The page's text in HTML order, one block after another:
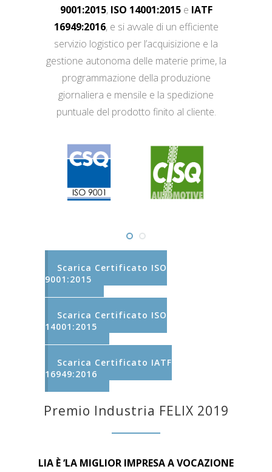
9001:2015, ISO 14001:2015e IATF
16949:2016, e si avvale di un efficiente
servizio logistico per l’acquisizione e la
gestione autonoma delle materie prime, la
programmazione della produzione
giornaliera e mensile e la spedizione
puntuale del prodotto finito al cliente.
Scarica Certificato ISO
9001:2015
Scarica Certificato ISO
14001:2015
Scarica Certificato IATF
16949:2016
Premio Industria FELIX 2019
LIA È ‘LA MIGLIOR IMPRESA A VOCAZIONE